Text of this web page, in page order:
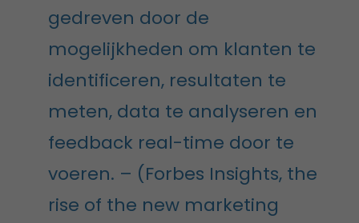
gedreven door de
mogelijkheden om klanten te
identificeren, resultaten te
meten, data te analyseren en
feedback real-time door te
voeren. – (Forbes Insights, the
rise of the new marketing